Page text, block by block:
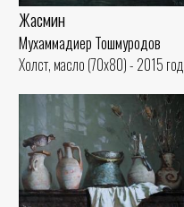
Жасмин
Мухаммадиер Тошмуродов
Холст, масло (70x80) - 2015 год